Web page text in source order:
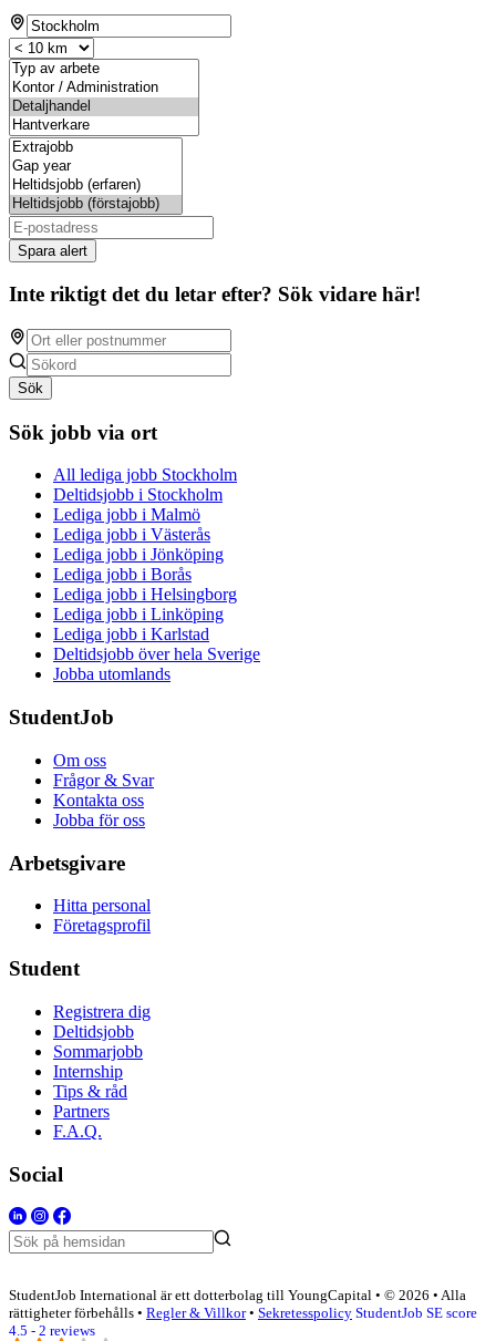
Spara alert
Inte riktigt det du letar efter? Sök vidare här!
Sök
Sök jobb via ort
All lediga jobb Stockholm
Deltidsjobb i Stockholm
Lediga jobb i Malmö
Lediga jobb i Västerås
Lediga jobb i Jönköping
Lediga jobb i Borås
Lediga jobb i Helsingborg
Lediga jobb i Linköping
Lediga jobb i Karlstad
Deltidsjobb över hela Sverige
Jobba utomlands
StudentJob
Om oss
Frågor & Svar
Kontakta oss
Jobba för oss
Arbetsgivare
Hitta personal
Företagsprofil
Student
Registrera dig
Deltidsjobb
Sommarjobb
Internship
Tips & råd
Partners
F.A.Q.
Social
StudentJob International är ett dotterbolag till YoungCapital • © 2026 • Alla
rättigheter förbehålls • Regler & Villkor• Sekretesspolicy StudentJob SE score
4.5 - 2 reviews